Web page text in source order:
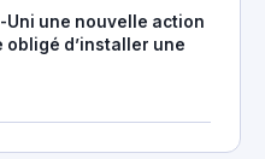
Uni une nouvelle action
d’installer une